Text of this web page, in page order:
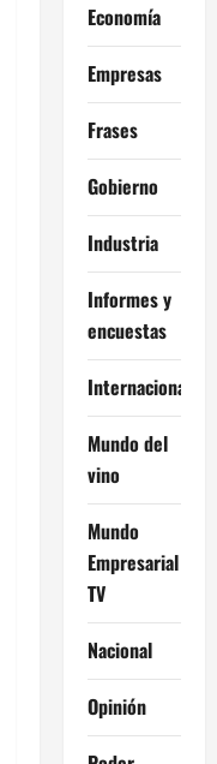
Economía
Empresas
Frases
Gobierno
Industria
Informes y
encuestas
Internacional
Mundo del
vino
Mundo
Empresarial
TV
Nacional
Opinión